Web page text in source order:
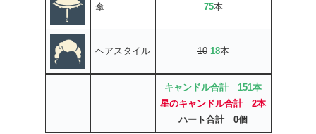
傘 75本
ヘアスタイル 10 18本
キャンドル合計 151本
星のキャンドル合計 2本
ハート合計 0個